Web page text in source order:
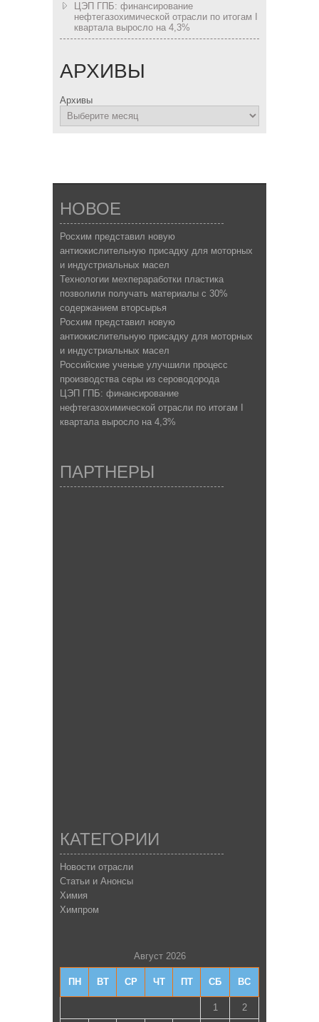
ЦЭП ГПБ: финансирование
нефтегазохимической отрасли по итогам I
квартала выросло на 4,3%
АРХИВЫ
Архивы
НОВОЕ
Росхим представил новую
антиокислительную присадку для моторных
и индустриальных масел
Технологии мехпераработки пластика
позволили получать материалы с 30%
содержанием вторсырья
Росхим представил новую
антиокислительную присадку для моторных
и индустриальных масел
Российские ученые улучшили процесс
производства серы из сероводорода
ЦЭП ГПБ: финансирование
нефтегазохимической отрасли по итогам I
квартала выросло на 4,3%
ПАРТНЕРЫ
КАТЕГОРИИ
Новости отрасли
Статьи и Анонсы
Химия
Химпром
Август 2026
ПН ВТ СР ЧТ ПТ СБ ВС
1 2